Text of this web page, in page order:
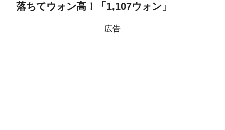
落ちてウォン高！「1,107ウォン」
広告